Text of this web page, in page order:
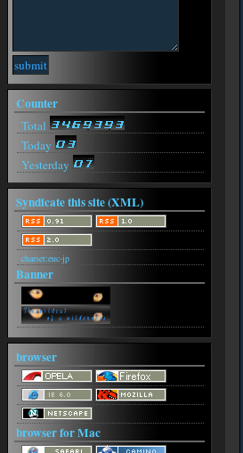
RobinCoeta[26-08-03(月) 15:22]
https://arsenev-art.ru/
RobinCoeta[26-08-03(月) 15:16]
https://arsenev-art.ru/
RobinCoeta[26-08-03(月) 15:08]
https://arsenev-art.ru/
Counter
Total
Today
Yesterday
Syndicate this site (XML)
charset:euc-jp
Banner
browser
browser for Mac